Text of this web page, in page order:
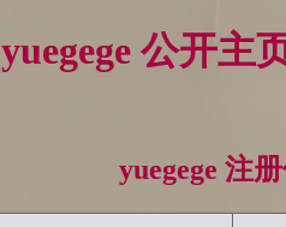
yuegege 公开主
yuegege 注